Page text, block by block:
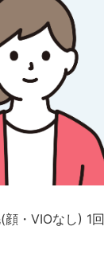
顔・VIOなし) 1回